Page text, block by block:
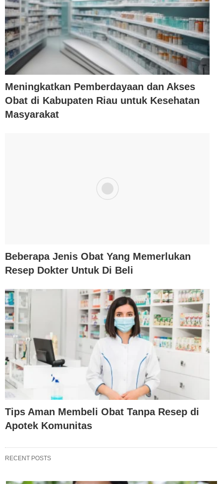
Meningkatkan Pemberdayaan dan Akses
Obat di Kabupaten Riau untuk Kesehatan
Masyarakat
Beberapa Jenis Obat Yang Memerlukan
Resep Dokter Untuk Di Beli
Tips Aman Membeli Obat Tanpa Resep di
Apotek Komunitas
RECENT POSTS